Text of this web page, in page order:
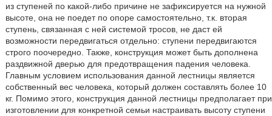
из ступеней по какой-либо причине не зафиксируется на нужной
высоте, она не поедет по опоре самостоятельно, т.к. вторая
ступень, связанная с ней системой тросов, не даст ей
возможности передвигаться отдельно: ступени передвигаются
строго поочередно. Также, конструкция может быть дополнена
раздвижной дверью для предотвращения падения человека.
Главным условием использования данной лестницы является
собственный вес человека, который должен составлять более 10
кг. Помимо этого, конструкция данной лестницы предполагает при
изготовлении для конкретной семьи настраивать высоту ступени